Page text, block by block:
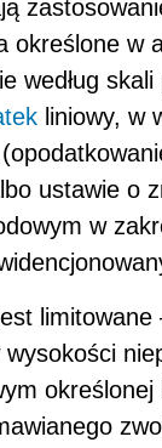
określone w
według
liniowy, w
ustawie o
w
określonej